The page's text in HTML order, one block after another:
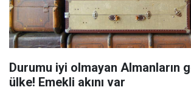
Durumu iyi olmayan Almanların
ülke! Emekli akını var